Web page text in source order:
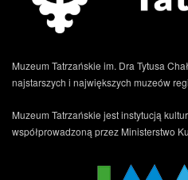
Muzeum Tatrzańskie im. Dra Tytusa
najstarszych i największych muzeów
Muzeum Tatrzańskie jest instytucją
współprowadzoną przez Ministerstwo